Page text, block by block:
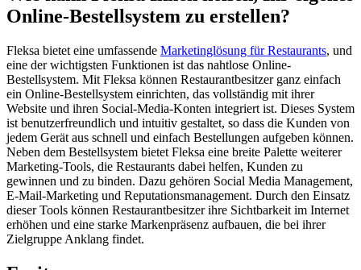
Online-Bestellsystem zu erstellen?
Fleksa bietet eine umfassende Marketinglösung für Restaurants, und
eine der wichtigsten Funktionen ist das nahtlose Online-
Bestellsystem. Mit Fleksa können Restaurantbesitzer ganz einfach
ein Online-Bestellsystem einrichten, das vollständig mit ihrer
Website und ihren Social-Media-Konten integriert ist. Dieses System
ist benutzerfreundlich und intuitiv gestaltet, so dass die Kunden von
jedem Gerät aus schnell und einfach Bestellungen aufgeben können.
Neben dem Bestellsystem bietet Fleksa eine breite Palette weiterer
Marketing-Tools, die Restaurants dabei helfen, Kunden zu
gewinnen und zu binden. Dazu gehören Social Media Management,
E-Mail-Marketing und Reputationsmanagement. Durch den Einsatz
dieser Tools können Restaurantbesitzer ihre Sichtbarkeit im Internet
erhöhen und eine starke Markenpräsenz aufbauen, die bei ihrer
Zielgruppe Anklang findet.